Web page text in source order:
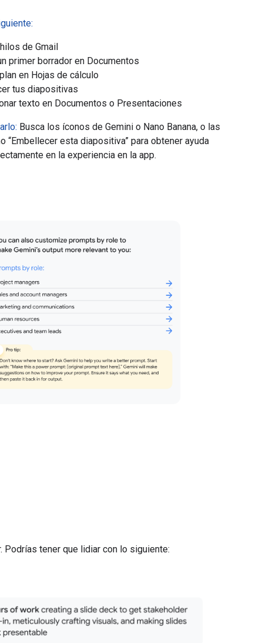
de Gmail
primer borrador en Documentos
en Hojas de cálculo
tus diapositivas
texto en Documentos o Presentaciones
Busca los íconos de Gemini o Nano Banana, o las
“Embellecer esta diapositiva” para obtener ayuda
en la experiencia en la app.
tener que lidiar con lo siguiente: